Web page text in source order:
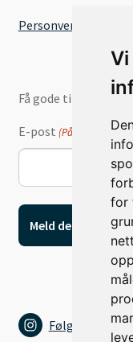
for
Personvernserklæring
Få gode tilbud og
E-post (Påkrevd)
Følg oss på